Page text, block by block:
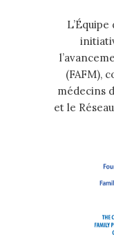
(FAFM),
médecins
et le